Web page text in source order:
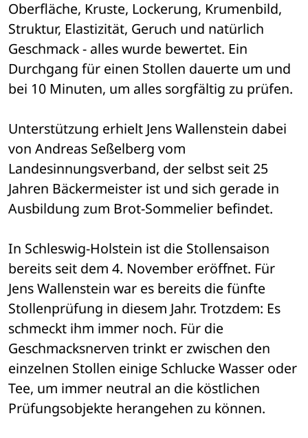
Oberfläche, Kruste, Lockerung, Krumenbild,
Struktur, Elastizität, Geruch und natürlich
Geschmack - alles wurde bewertet. Ein
Durchgang für einen Stollen dauerte um und
bei 10 Minuten, um alles sorgfältig zu prüfen.
Unterstützung erhielt Jens Wallenstein dabei
von Andreas Seßelberg vom
Landesinnungsverband, der selbst seit 25
Jahren Bäckermeister ist und sich gerade in
Ausbildung zum Brot-Sommelier befindet.
In Schleswig-Holstein ist die Stollensaison
bereits seit dem 4. November eröffnet. Für
Jens Wallenstein war es bereits die fünfte
Stollenprüfung in diesem Jahr. Trotzdem: Es
schmeckt ihm immer noch. Für die
Geschmacksnerven trinkt er zwischen den
einzelnen Stollen einige Schlucke Wasser oder
Tee, um immer neutral an die köstlichen
Prüfungsobjekte herangehen zu können.